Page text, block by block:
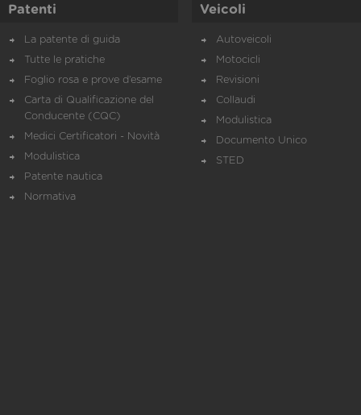
Patenti
La patente di guida
Tutte le pratiche
Foglio rosa e prove d’esame
Carta di Qualificazione del
Conducente (CQC)
Medici Certificatori - Novità
Modulistica
Patente nautica
Normativa
Veicoli
Autoveicoli
Motocicli
Revisioni
Collaudi
Modulistica
Documento Unico
STED